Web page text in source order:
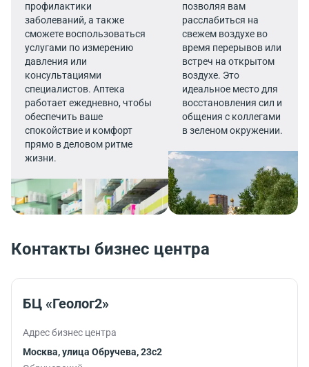
профилактики
заболеваний, а также
сможете воспользоваться
услугами по измерению
давления или
консультациями
специалистов. Аптека
работает ежедневно, чтобы
обеспечить ваше
спокойствие и комфорт
прямо в деловом ритме
жизни.
позволяя вам
расслабиться на
свежем воздухе во
время перерывов или
встреч на открытом
воздухе. Это
идеальное место для
восстановления сил и
общения с коллегами
в зеленом окружении.
Контакты бизнес центра
БЦ «Геолог2»
Адрес бизнес центра
Москва, улица Обручева, 23с2